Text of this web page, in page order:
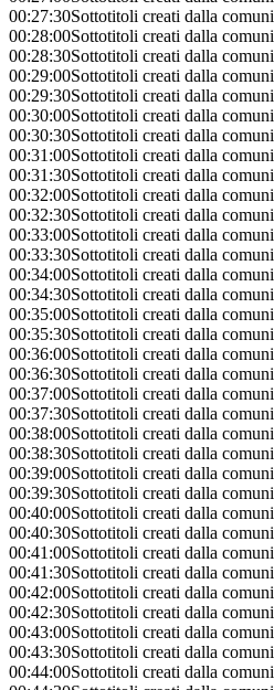
00:27:30Sottotitoli creati dalla
00:28:00Sottotitoli creati dalla
00:28:30Sottotitoli creati dalla
00:29:00Sottotitoli creati dalla
00:29:30Sottotitoli creati dalla
00:30:00Sottotitoli creati dalla
00:30:30Sottotitoli creati dalla
00:31:00Sottotitoli creati dalla
00:31:30Sottotitoli creati dalla
00:32:00Sottotitoli creati dalla
00:32:30Sottotitoli creati dalla
00:33:00Sottotitoli creati dalla
00:33:30Sottotitoli creati dalla
00:34:00Sottotitoli creati dalla
00:34:30Sottotitoli creati dalla
00:35:00Sottotitoli creati dalla
00:35:30Sottotitoli creati dalla
00:36:00Sottotitoli creati dalla
00:36:30Sottotitoli creati dalla
00:37:00Sottotitoli creati dalla
00:37:30Sottotitoli creati dalla
00:38:00Sottotitoli creati dalla
00:38:30Sottotitoli creati dalla
00:39:00Sottotitoli creati dalla
00:39:30Sottotitoli creati dalla
00:40:00Sottotitoli creati dalla
00:40:30Sottotitoli creati dalla
00:41:00Sottotitoli creati dalla
00:41:30Sottotitoli creati dalla
00:42:00Sottotitoli creati dalla
00:42:30Sottotitoli creati dalla
00:43:00Sottotitoli creati dalla
00:43:30Sottotitoli creati dalla
00:44:00Sottotitoli creati dalla